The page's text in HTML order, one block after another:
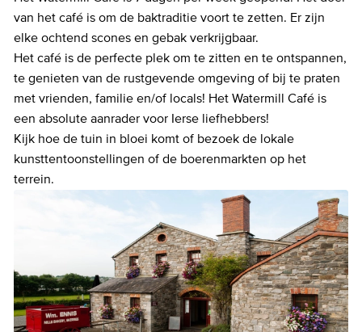
van het café is om de baktraditie voort te zetten. Er zijn
elke ochtend scones en gebak verkrijgbaar.
Het café is de perfecte plek om te zitten en te ontspannen,
te genieten van de rustgevende omgeving of bij te praten
met vrienden, familie en/of locals! Het Watermill Café is
een absolute aanrader voor Ierse liefhebbers!
Kijk hoe de tuin in bloei komt of bezoek de lokale
kunsttentoonstellingen of de boerenmarkten op het
terrein.